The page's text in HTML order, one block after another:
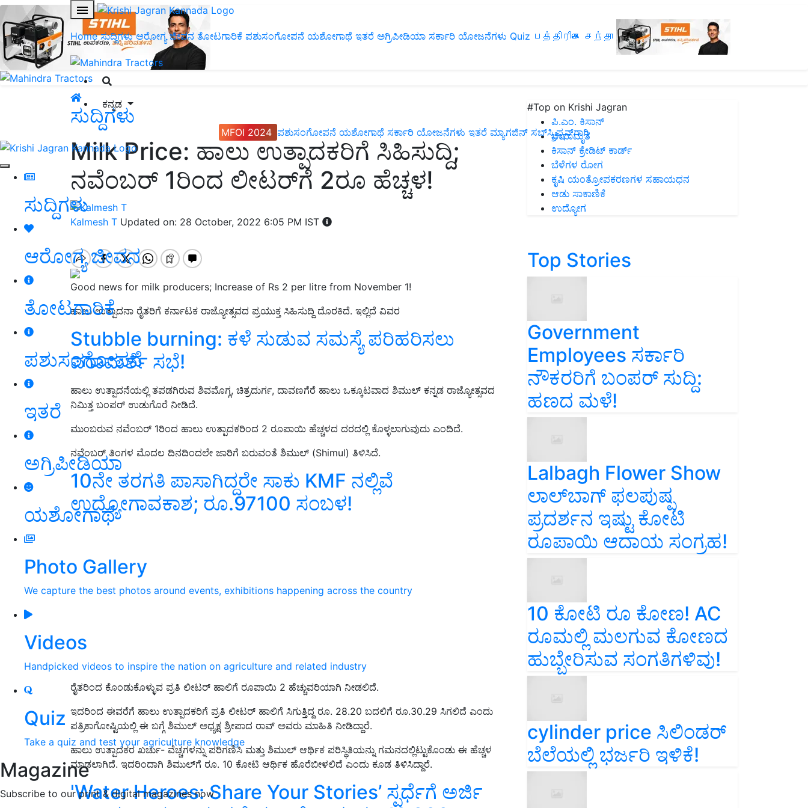
Home ಸುದ್ದಿಗಳು ಆರೋಗ್ಯ ಜೀವನ ತೋಟಗಾರಿಕೆ ಪಶುಸಂಗೋಪನೆ ಯಶೋಗಾಥೆ ಇತರೆ ಅಗ್ರಿಪೀಡಿಯಾ ಸರ್ಕಾರಿ ಯೋಜನೆಗಳು Quiz பத்திரிகை சந்தா
ಕನ್ನಡ
MFOI 2024 ಪಶುಸಂಗೋಪನೆ ಯಶೋಗಾಥೆ ಸರ್ಕಾರಿ ಯೋಜನೆಗಳು ಇತರೆ ಮ್ಯಾಗಜಿನ್‌ ಸಬ್‌ಸ್ಕ್ರಿಪ್ಷನ್‌ಗಾಗಿ
ಸುದ್ದಿಗಳು
ಆರೋಗ್ಯ ಜೀವನ
ತೋಟಗಾರಿಕೆ
ಪಶುಸಂಗೋಪನೆ
ಇತರೆ
ಅಗ್ರಿಪೀಡಿಯಾ
ಯಶೋಗಾಥೆ
Photo Gallery
We capture the best photos around events, exhibitions happening across the country
Videos
Handpicked videos to inspire the nation on agriculture and related industry
Quiz
Take a quiz and test your agriculture knowledge
Magazine
Subscribe to our print & digital magazines now
ಸುದ್ದಿಗಳು
Milk Price: ಹಾಲು ಉತ್ಪಾದಕರಿಗೆ ಸಿಹಿಸುದ್ದಿ;
ನವೆಂಬರ್‌ 1ರಿಂದ ಲೀಟರ್‌ಗೆ 2ರೂ ಹೆಚ್ಚಳ!
Kalmesh T Updated on: 28 October, 2022 6:05 PM IST
Good news for milk producers; Increase of Rs 2 per litre from November 1!
ಹಾಲು ಉತ್ಪಾದನಾ ರೈತರಿಗೆ ಕರ್ನಾಟಕ ರಾಜ್ಯೋತ್ಸವದ ಪ್ರಯುಕ್ತ ಸಿಹಿಸುದ್ದಿ ದೊರಕಿದೆ. ಇಲ್ಲಿದೆ ವಿವರ
Stubble burning: ಕಳೆ ಸುಡುವ ಸಮಸ್ಯೆ ಪರಿಹರಿಸಲು
ಪರಾಮರ್ಶೆ ಸಭೆ!
ಹಾಲು ಉತ್ಪಾದನೆಯಲ್ಲಿ ತಪಡಗಿರುವ ಶಿವಮೊಗ್ಗ, ಚಿತ್ರದುರ್ಗ, ದಾವಣಗೆರೆ ಹಾಲು ಒಕ್ಕೂಟವಾದ ಶಿಮುಲ್‌ ಕನ್ನಡ ರಾಜ್ಯೋತ್ಸವದ
ನಿಮಿತ್ತ ಬಂಪರ್‌ ಉಡುಗೊರೆ ನೀಡಿದೆ.
ಮುಂಬರುವ ನವೆಂಬರ್‌ 1ರಿಂದ ಹಾಲು ಉತ್ಪಾದಕರಿಂದ 2 ರೂಪಾಯಿ ಹೆಚ್ಚಳದ ದರದಲ್ಲಿ ಕೊಳ್ಳಲಾಗುವುದು ಎಂದಿದೆ.
ನವೆಂಬರ್‌ ತಿಂಗಳ ಮೊದಲ ದಿನದಿಂದಲೇ ಜಾರಿಗೆ ಬರುವಂತೆ ಶಿಮುಲ್‌ (Shimul) ತಿಳಿಸಿದೆ.
10ನೇ ತರಗತಿ ಪಾಸಾಗಿದ್ದರೇ ಸಾಕು KMF ನಲ್ಲಿವೆ
ಉದ್ಯೋಗಾವಕಾಶ; ರೂ.97100 ಸಂಬಳ!
ರೈತರಿಂದ ಕೊಂಡುಕೊಳ್ಳುವ ಪ್ರತಿ ಲೀಟರ್‌ ಹಾಲಿಗೆ ರೂಪಾಯಿ 2 ಹೆಚ್ಚುವರಿಯಾಗಿ ನೀಡಲಿದೆ.
ಇದರಿಂದ ಈವರೆಗೆ ಹಾಲು ಉತ್ಪಾದಕರಿಗೆ ಪ್ರತಿ ಲೀಟರ್‌ ಹಾಲಿಗೆ ಸಿಗುತ್ತಿದ್ದ ರೂ. 28.20 ಬದಲಿಗೆ ರೂ.30.29 ಸಿಗಲಿದೆ ಎಂದು
ಪತ್ರಿಕಾಗೋಷ್ಟಿಯಲ್ಲಿ ಈ ಬಗ್ಗೆ ಶಿಮುಲ್‌ ಅಧ್ಯಕ್ಷ ಶ್ರೀಪಾದ ರಾವ್‌ ಅವರು ಮಾಹಿತಿ ನೀಡಿದ್ದಾರೆ.
ಹಾಲು ಉತ್ಪಾದಕರ ಖರ್ಚು- ವೆಚ್ಚಗಳನ್ನು ಪರಿಗಣಿಸಿ ಮತ್ತು ಶಿಮುಲ್‌ ಆರ್ಥಿಕ ಪರಿಸ್ಥಿತಿಯನ್ನು ಗಮನದಲ್ಲಿಟ್ಟುಕೊಂಡು ಈ ಹೆಚ್ಚಳ
ಮಾಡಲಾಗಿದೆ. ಇದರಿಂದಾಗಿ ಶಿಮುಲ್‌ಗೆ ರೂ. 10 ಕೋಟಿ ಆರ್ಥಿಕ ಹೊರೆಬೀಳಲಿದೆ ಎಂದು ಕೂಡ ತಿಳಿಸಿದ್ದಾರೆ.
'Water Heroes: Share Your Stories’ ಸ್ಪರ್ಧೆಗೆ ಅರ್ಜಿ
#Top on Krishi Jagran
ಪಿ.ಎಂ. ಕಿಸಾನ್
ಜೀವಾಮೃತ
ಕಿಸಾನ್ ಕ್ರೇಡಿಟ್ ಕಾರ್ಡ್
ಬೆಳೆಗಳ ರೋಗ
ಕೃಷಿ ಯಂತ್ರೋಪಕರಣಗಳ ಸಹಾಯಧನ
ಆಡು ಸಾಕಾಣಿಕೆ
ಉದ್ಯೋಗ
Top Stories
Government
Employees ಸರ್ಕಾರಿ
ನೌಕರರಿಗೆ ಬಂಪರ್‌ ಸುದ್ದಿ:
ಹಣದ ಮಳೆ!
Lalbagh Flower Show
ಲಾಲ್‌ಬಾಗ್ ಫಲಪುಷ್ಪ
ಪ್ರದರ್ಶನ ಇಷ್ಟು ಕೋಟಿ
ರೂಪಾಯಿ ಆದಾಯ ಸಂಗ್ರಹ!
10 ಕೋಟಿ ರೂ ಕೋಣ! AC
ರೂಮಲ್ಲಿ ಮಲಗುವ ಕೋಣದ
ಹುಬ್ಬೇರಿಸುವ ಸಂಗತಿಗಳಿವು!
cylinder price ಸಿಲಿಂಡರ್‌
ಬೆಲೆಯಲ್ಲಿ ಭರ್ಜರಿ ಇಳಿಕೆ!